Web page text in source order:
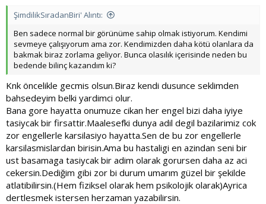
ŞimdilikSıradanBiri' Alıntı:
Ben sadece normal bir görünüme sahip olmak istiyorum. Kendimi
sevmeye çalışıyorum ama zor. Kendimizden daha kötü olanlara da
bakmak biraz zorlama geliyor. Bunca olasılık içerisinde neden bu
bedende bilinç kazandım ki?
Knk öncelikle gecmis olsun.Biraz kendi dusunce seklimden
bahsedeyim belki yardimci olur.
Bana gore hayatta onumuze cikan her engel bizi daha iyiye
tasiycak bir firsattir.Maalesefki dunya adil degil bazilarimiz cok
zor engellerle karsilasiyo hayatta.Sen de bu zor engellerle
karsilasmislardan birisin.Ama bu hastaligi en azindan seni bir
ust basamaga tasiycak bir adim olarak gorursen daha az aci
cekersin.Dediğim gibi zor bi durum umarım güzel bir şekilde
atlatibilirsin.(Hem fiziksel olarak hem psikolojik olarak)Ayrica
dertlesmek istersen herzaman yazabilirsin.